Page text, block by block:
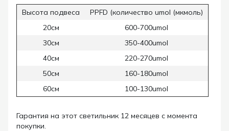
Высота подвеса
PPFD (количество umol (мкмоль)
20см
600-700umol
30см
350-400umol
40см
220-270umol
50см
160-180umol
60см
100-130umol
Гарантия на этот светильник 12 месяцев с момента
покупки.